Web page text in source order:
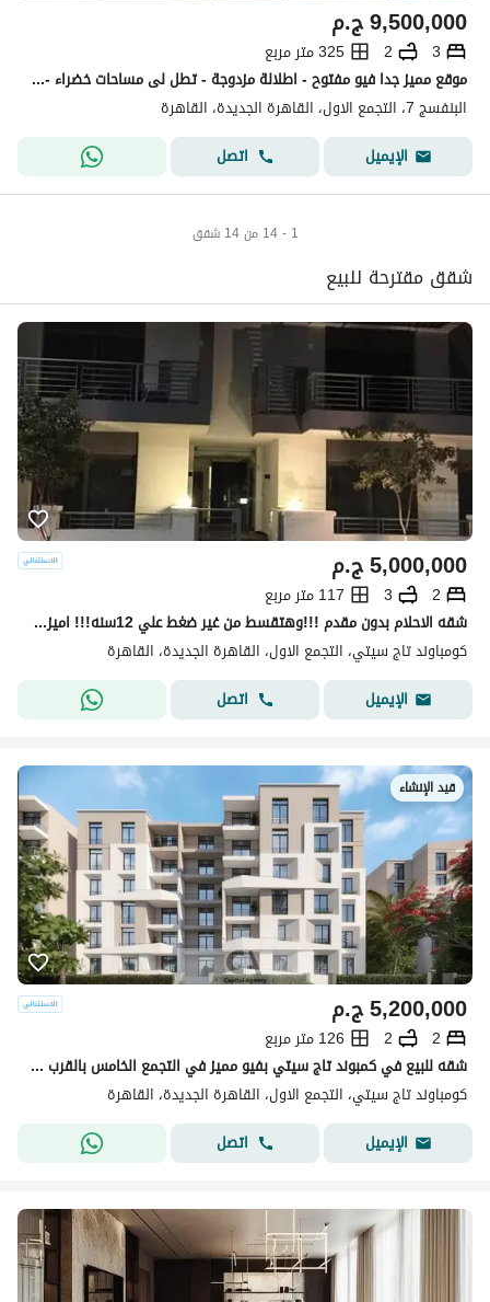
ج.م9,500,000
3
2
325 متر مربع
موقع مميز جدا فيو مفتوح - اطلالة مزدوجة - تطل لى مساحات خضراء - استلام فوري متشطب بالكامل شقة روف للبيع في البنفسج 7 فيلات - القاهرة الجديدة
البنفسج 7، التجمع الاول، القاهرة الجديدة، القاهرة
الإيميل
اتصل
1 - 14 من 14 شقق
شقق مقترحة للبيع
ج.م5,000,000
2
3
117 متر مربع
شقه الاحلام بدون مقدم !!!وهتقسط من غير ضغط علي 12سنه!!! اميز شقه في اميز لوكيشن باميز فيو في الكمبوند اوفر مش هيتكرر والسعر لقطه
كومباوند تاج سيتي، التجمع الاول، القاهرة الجديدة، القاهرة
الإيميل
اتصل
قيد الإنشاء
ج.م5,200,000
2
2
126 متر مربع
شقه للبيع في كمبوند تاج سيتي بفيو مميز في التجمع الخامس بالقرب من الجولدن اسكوير والجامعه الامريكيه بخصم كاش 50% | Taj city
كومباوند تاج سيتي، التجمع الاول، القاهرة الجديدة، القاهرة
الإيميل
اتصل